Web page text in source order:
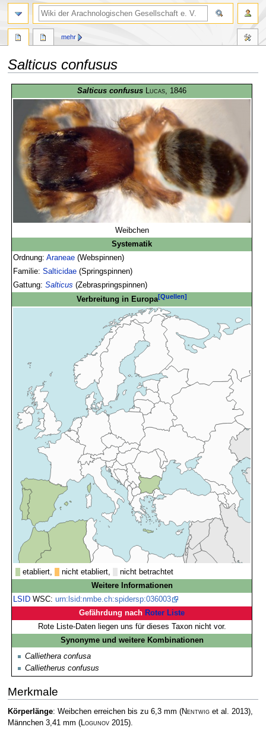
Salticus confusus
Navigation
Suche
Salticus confusus Lucas , 1846
Weibchen
Systematik
Ordnung:Araneae (Webspinnen)
Familie:Salticidae (Springspinnen)
Gattung:Salticus (Zebraspringspinnen)
Verbreitung in Europa[Quellen]
etabliert, nicht etabliert,
nicht betrachtet
Weitere Informationen
LSID WSC:urn:lsid:nmbe.ch:spidersp:036003
Gefährdung nach Roter Liste
Rote Liste-Daten liegen uns für dieses Taxon nicht vor.
Synonyme und weitere Kombinationen
Calliethera confusa
Callietherus confusus
Merkmale
Körperlänge: Weibchen erreichen bis zu 6,3 mm (Nentwiget al. 2013),
Männchen 3,41 mm (Logunov2015).
mehr